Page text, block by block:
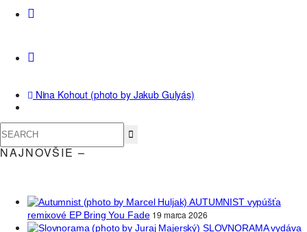
Nina Kohout (photo by Jakub Gulyás)
NAJNOVŠIE –
AUTUMNIST vypúšťa
remixové EP Bring You Fade 19 marca 2026
SLOVNORAMA vydáva